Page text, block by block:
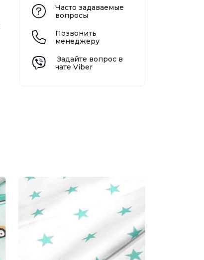
Часто задаваемые
вопросы
Позвонить
менеджеру
Задайте вопрос в
чате Viber